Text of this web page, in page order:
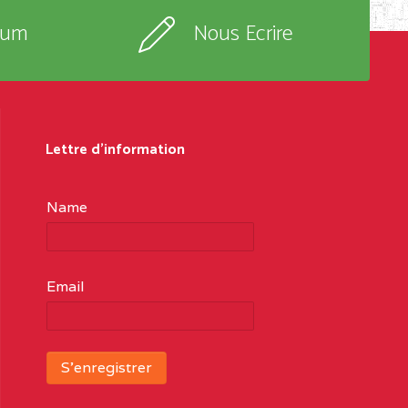
Nous Ecrire
Lettre d'information
Name
Email